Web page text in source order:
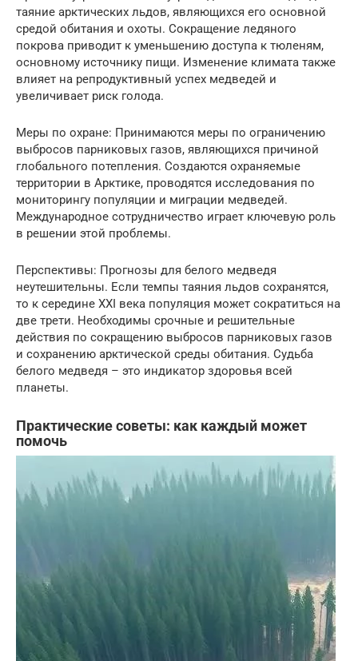
таяние арктических льдов, являющихся его основной
средой обитания и охоты. Сокращение ледяного
покрова приводит к уменьшению доступа к тюленям,
основному источнику пищи. Изменение климата также
влияет на репродуктивный успех медведей и
увеличивает риск голода.
Меры по охране: Принимаются меры по ограничению
выбросов парниковых газов, являющихся причиной
глобального потепления. Создаются охраняемые
территории в Арктике, проводятся исследования по
мониторингу популяции и миграции медведей.
Международное сотрудничество играет ключевую роль
в решении этой проблемы.
Перспективы: Прогнозы для белого медведя
неутешительны. Если темпы таяния льдов сохранятся,
то к середине XXI века популяция может сократиться на
две трети. Необходимы срочные и решительные
действия по сокращению выбросов парниковых газов
и сохранению арктической среды обитания. Судьба
белого медведя – это индикатор здоровья всей
планеты.
Практические советы: как каждый может
помочь